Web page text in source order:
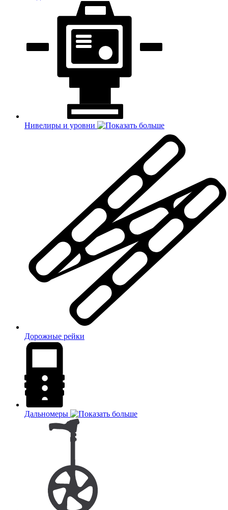
Нивелиры и уровни
Дорожные рейки
Дальномеры